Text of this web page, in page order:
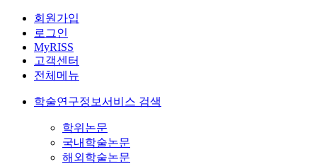
회원가입
로그인
MyRISS
고객센터
전체메뉴
학술연구정보서비스 검색
학위논문
국내학술논문
해외학술논문